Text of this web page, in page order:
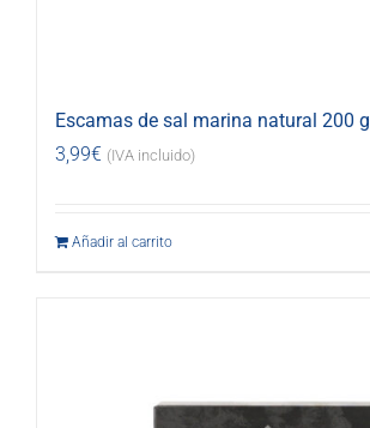
Escamas de sal marina natural 200 g
3,99€ (IVA incluido)
Añadir al carrito